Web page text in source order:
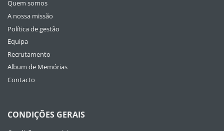
Quem somos
A nossa missão
Política de gestão
Equipa
Recrutamento
Album de Memórias
Contacto
CONDIÇÕES GERAIS